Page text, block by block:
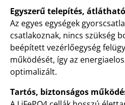
Egyszerű telepítés,
Az egyes egységek
csatlakoznak, nincs szükség
beépített vezérlőegység
működését, így az
optimalizált.
Tartós, biztonságos